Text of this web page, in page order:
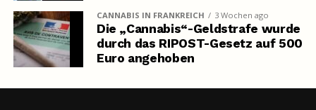
CANNABIS IN FRANKREICH 3 Wochen ago
Die „Cannabis“-Geldstrafe wurde
durch das RIPOST-Gesetz auf 500
Euro angehoben